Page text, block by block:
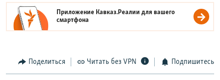
Приложение Кавказ.Реалии для вашего
смартфона
Поделиться Читать без VPN Подпишитесь